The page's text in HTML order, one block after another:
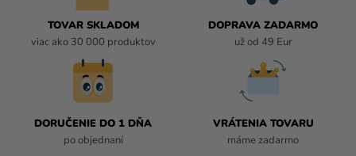
Kontakt
TOVAR SKLADOM
viac ako 30 000 produktov
DOPRAVA ZADARMO
už od 49 Eur
DORUČENIE DO 1 DŇA
po objednaní
VRÁTENIA TOVARU
máme zadarmo